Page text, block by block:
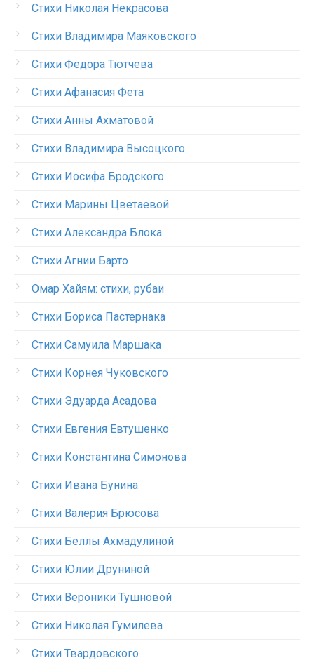
Стихи Николая Некрасова
Стихи Владимира Маяковского
Стихи Федора Тютчева
Стихи Афанасия Фета
Стихи Анны Ахматовой
Стихи Владимира Высоцкого
Стихи Иосифа Бродского
Стихи Марины Цветаевой
Стихи Александра Блока
Стихи Агнии Барто
Омар Хайям: стихи, рубаи
Стихи Бориса Пастернака
Стихи Самуила Маршака
Стихи Корнея Чуковского
Стихи Эдуарда Асадова
Стихи Евгения Евтушенко
Стихи Константина Симонова
Стихи Ивана Бунина
Стихи Валерия Брюсова
Стихи Беллы Ахмадулиной
Стихи Юлии Друниной
Стихи Вероники Тушновой
Стихи Николая Гумилева
Стихи Твардовского